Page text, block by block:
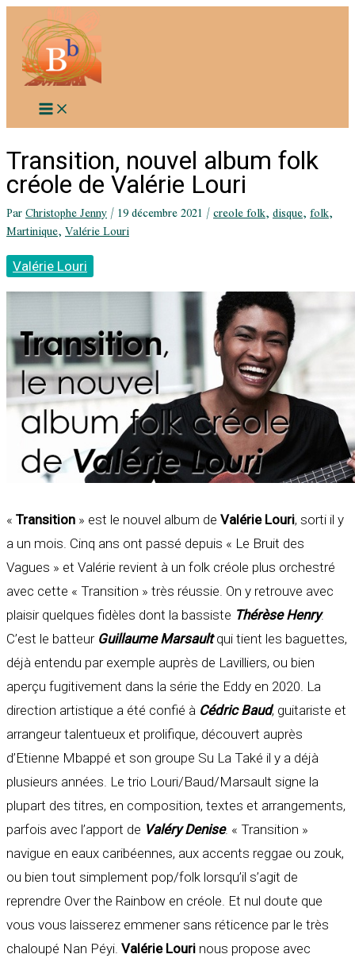
contenu
Transition, nouvel album folk
créole de Valérie Louri
ParChristophe Jenny/19 décembre 2021/creole folk,disque,folk,
Martinique,Valérie Louri
Valérie Louri
« Transition » est le nouvel album de Valérie Louri, sorti il y
a un mois. Cinq ans ont passé depuis « Le Bruit des
Vagues » et Valérie revient à un folk créole plus orchestré
avec cette « Transition » très réussie. On y retrouve avec
plaisir quelques fidèles dont la bassiste Thérèse Henry.
C’est le batteur Guillaume Marsaultqui tient les baguettes,
déjà entendu par exemple auprès de Lavilliers, ou bien
aperçu fugitivement dans la série the Eddy en 2020. La
direction artistique a été confié à Cédric Baud, guitariste et
arrangeur talentueux et prolifique, découvert auprès
d’Etienne Mbappé et son groupe Su La Také il y a déjà
plusieurs années. Le trio Louri/Baud/Marsault signe la
plupart des titres, en composition, textes et arrangements,
parfois avec l’apport de Valéry Denise. « Transition »
navigue en eaux caribéennes, aux accents reggae ou zouk,
ou bien tout simplement pop/folk lorsqu’il s’agit de
reprendre Over the Rainbow en créole. Et nul doute que
vous vous laisserez emmener sans réticence par le très
chaloupé Nan Péyi. Valérie Louri nous propose avec